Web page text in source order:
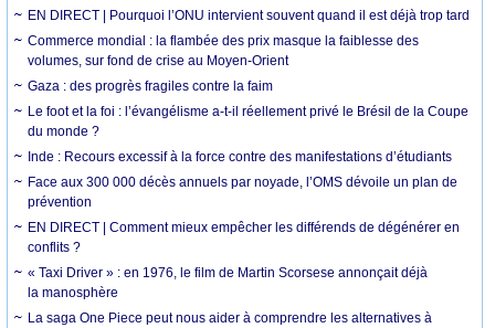
EN DIRECT | Pourquoi l’ONU intervient souvent quand il est déjà trop tard
Commerce mondial : la flambée des prix masque la faiblesse des
volumes, sur fond de crise au Moyen-Orient
Gaza : des progrès fragiles contre la faim
Le foot et la foi : l’évangélisme a-t-il réellement privé le Brésil de la Coupe
du monde ?
Inde : Recours excessif à la force contre des manifestations d’étudiants
Face aux 300 000 décès annuels par noyade, l’OMS dévoile un plan de
prévention
EN DIRECT | Comment mieux empêcher les différends de dégénérer en
conflits ?
« Taxi Driver » : en 1976, le film de Martin Scorsese annonçait déjà
la manosphère
La saga One Piece peut nous aider à comprendre les alternatives à